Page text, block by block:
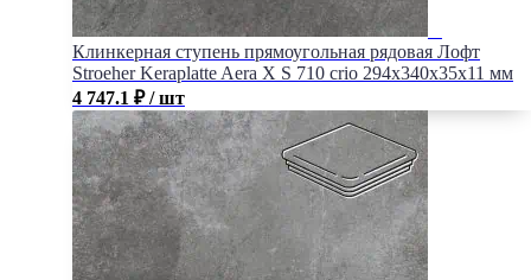
Клинкерная ступень прямоугольная рядовая Лофт
Stroeher Keraplatte Aera X S 710 crio 294х340х35х11 мм
4 747.1 ₽ / шт